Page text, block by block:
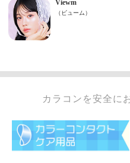
カラコンを安全に